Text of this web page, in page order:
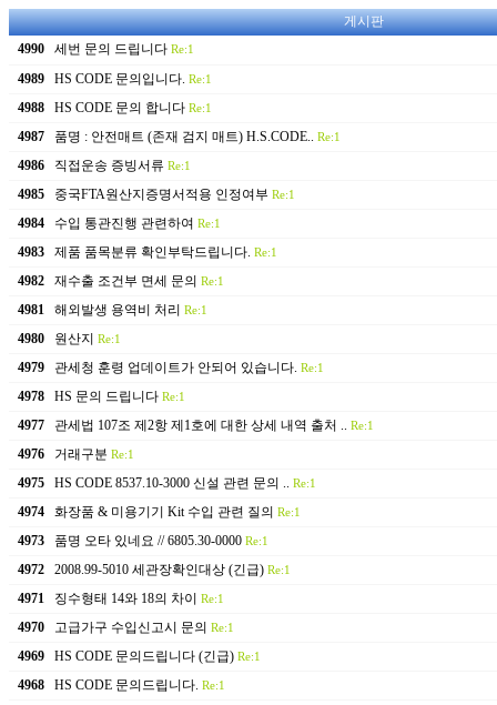
게시판
4990
세번 문의 드립니다 Re:1
4989 HS CODE 문의입니다. Re:1
4988 HS CODE 문의 합니다 Re:1
4987 품명 : 안전매트 (존재 검지 매트) H.S.CODE.. Re:1
4986 직접운송 증빙서류 Re:1
4985 중국FTA원산지증명서적용 인정여부 Re:1
4984 수입 통관진행 관련하여 Re:1
4983 제품 품목분류 확인부탁드립니다. Re:1
4982 재수출 조건부 면세 문의 Re:1
4981 해외발생 용역비 처리 Re:1
4980 원산지 Re:1
4979 관세청 훈령 업데이트가 안되어 있습니다. Re:1
4978 HS 문의 드립니다 Re:1
4977 관세법 107조 제2항 제1호에 대한 상세 내역 출처 .. Re:1
4976 거래구분 Re:1
4975 HS CODE 8537.10-3000 신설 관련 문의 .. Re:1
4974 화장품 & 미용기기 Kit 수입 관련 질의 Re:1
4973 품명 오타 있네요 // 6805.30-0000 Re:1
4972 2008.99-5010 세관장확인대상 (긴급) Re:1
4971 징수형태 14와 18의 차이 Re:1
4970 고급가구 수입신고시 문의 Re:1
4969 HS CODE 문의드립니다 (긴급) Re:1
4968 HS CODE 문의드립니다. Re:1